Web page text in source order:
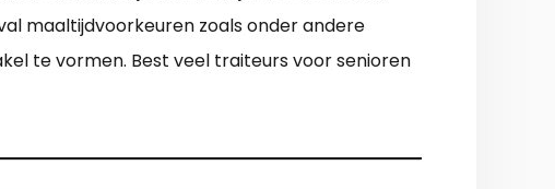
maaltijdvoorkeuren zoals onder andere
te vormen. Best veel traiteurs voor senioren